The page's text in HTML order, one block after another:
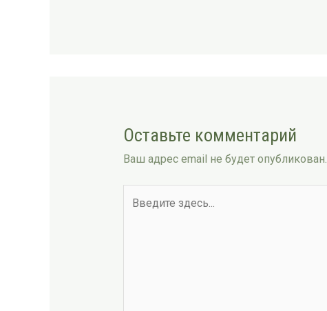
Оставьте комментарий
Ваш адрес email не будет опубликован.
здесь...